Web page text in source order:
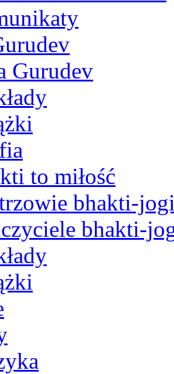
Gurudev
to miłość
bhakti-
bhakti-